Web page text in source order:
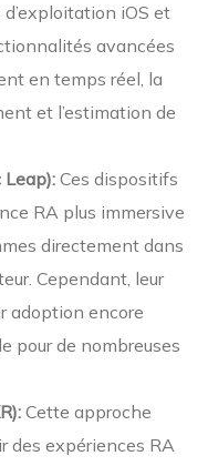
iOS et
avancées
en temps réel, la
et l’estimation de
Ces dispositifs
RA plus immersive
directement dans
Cependant, leur
adoption encore
pour de nombreuses
Cette approche
des expériences RA